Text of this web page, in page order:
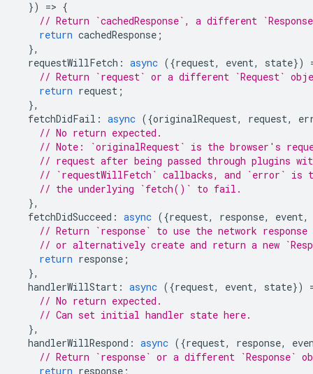
}) => {
// Return `cachedResponse`, a different
return cachedResponse ;
},
requestWillFetch : async ({request, event, state})
// Return `request` or a different `Request`
return request ;
},
fetchDidFail : async ({originalRequest, request,
// No return expected.
// Note: `originalRequest` is the browser's
// request after being passed through plugins
// `requestWillFetch` callbacks, and `error` is
// the underlying `fetch()` to fail.
},
fetchDidSucceed : async ({request, response, event,
// Return `response` to use the network
// or alternatively create and return a new
return response ;
},
handlerWillStart : async ({request, event, state})
// No return expected.
// Can set initial handler state here.
},
handlerWillRespond : async ({request, response,
// Return `response` or a different `Response`
return response ;